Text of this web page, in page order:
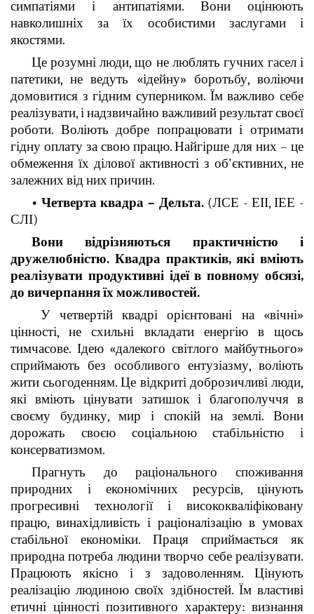
симпатіями і антипатіями. Вони оцінюють
навколишніх за їх особистими заслугами і
якостями.
Це розумні люди, що не люблять гучних гасел і
патетики, не ведуть «ідейну» боротьбу, воліючи
домовитися з гідним суперником. Їм важливо себе
реалізувати, і надзвичайно важливий результат своєї
роботи. Воліють добре попрацювати і отримати
гідну оплату за свою працю. Найгірше для них – це
обмеження їх ділової активності з об'єктивних, не
залежних від них причин.
• Четверта квадра – Дельта. (ЛСЕ - ЕІІ, ІЕЕ -
СЛІ)
Вони відрізняються практичністю і
дружелюбністю. Квадра практиків, які вміють
реалізувати продуктивні ідеї в повному обсязі,
до вичерпання їх можливостей.
У четвертій квадрі орієнтовані на «вічні»
цінності, не схильні вкладати енергію в щось
тимчасове. Ідею «далекого світлого майбутнього»
сприймають без особливого ентузіазму, воліють
жити сьогоденням. Це відкриті доброзичливі люди,
які вміють цінувати затишок і благополуччя в
своєму будинку, мир і спокій на землі. Вони
дорожать своєю соціальною стабільністю і
консерватизмом.
Прагнуть до раціонального споживання
природних і економічних ресурсів, цінують
прогресивні технології і висококваліфіковану
працю, винахідливість і раціоналізацію в умовах
стабільної економіки. Праця сприймається як
природна потреба людини творчо себе реалізувати.
Працюють якісно і з задоволенням. Цінують
реалізацію людиною своїх здібностей. Їм властиві
етичні цінності позитивного характеру: визнання